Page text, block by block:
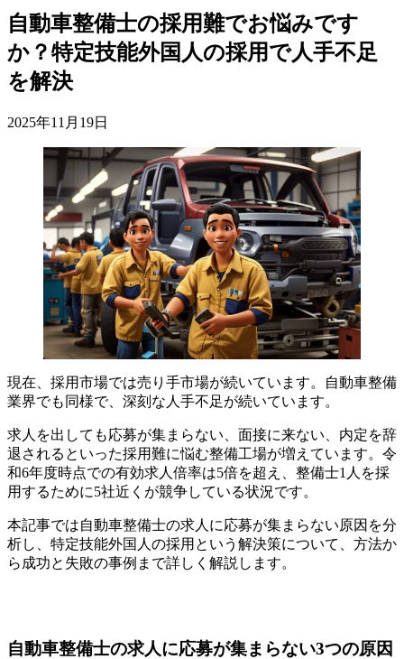
自動車整備士の採用難でお悩みです
か？特定技能外国人の採用で人手不足
を解決
2025年11月19日
現在、採用市場では売り手市場が続いています。自動車整備
業界でも同様で、深刻な人手不足が続いています。
求人を出しても応募が集まらない、面接に来ない、内定を辞
退されるといった採用難に悩む整備工場が増えています。令
和6年度時点での有効求人倍率は5倍を超え、整備士1人を採
用するために5社近くが競争している状況です。
本記事では自動車整備士の求人に応募が集まらない原因を分
析し、特定技能外国人の採用という解決策について、方法か
ら成功と失敗の事例まで詳しく解説します。
自動車整備士の求人に応募が集まらない3つの原因